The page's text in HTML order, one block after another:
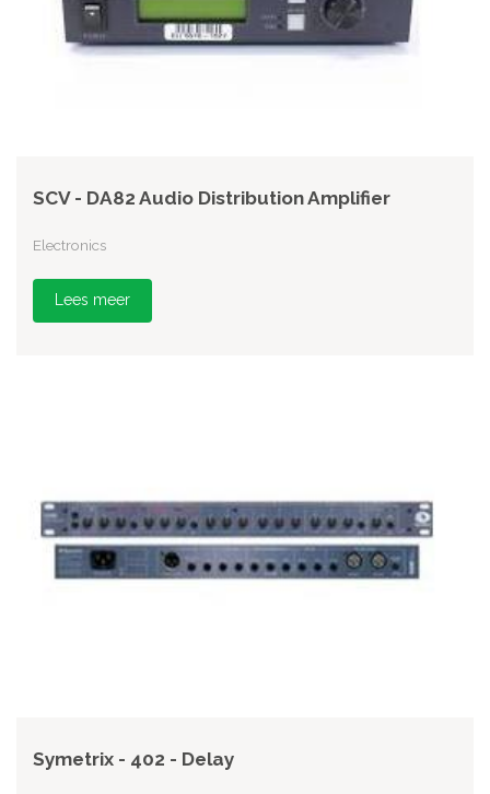
SCV - DA82 Audio Distribution Amplifier
Electronics
Lees meer
Symetrix - 402 - Delay